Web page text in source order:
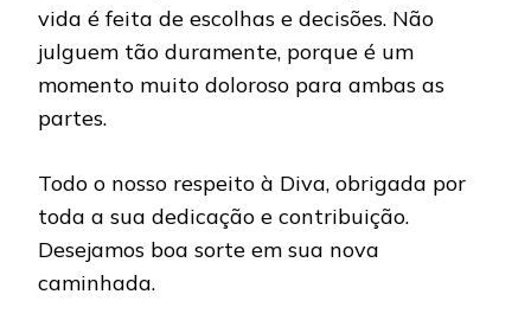
vida é feita de escolhas e decisões. Não
julguem tão duramente, porque é um
momento muito doloroso para ambas as
partes.
Todo o nosso respeito à Diva, obrigada por
toda a sua dedicação e contribuição.
Desejamos boa sorte em sua nova
caminhada.